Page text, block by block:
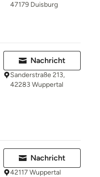
47179 Duisburg
Nachricht
Sanderstraße 213,
42283 Wuppertal
Nachricht
42117 Wuppertal